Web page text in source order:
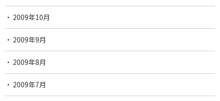
2009年10月
2009年9月
2009年8月
2009年7月